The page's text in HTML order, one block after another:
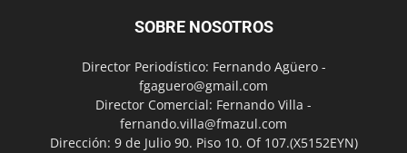
SOBRE NOSOTROS
Director Periodístico: Fernando Agüero -
fgaguero@gmail.com
Director Comercial: Fernando Villa -
fernando.villa@fmazul.com
Dirección: 9 de Julio 90. Piso 10. Of 107.(X5152EYN)